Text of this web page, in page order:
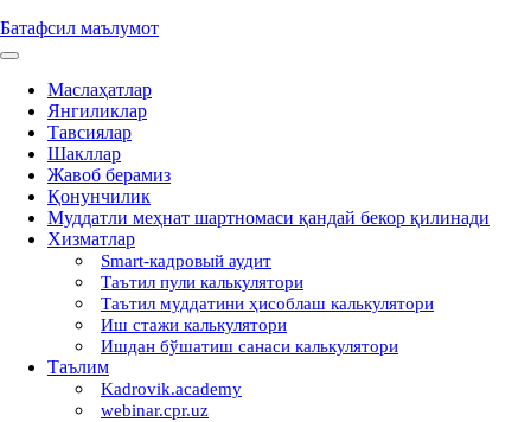
Батафсил маълумот
Маслаҳатлар
Янгиликлар
Тавсиялар
Шакллар
Жавоб берамиз
Қонунчилик
Муддатли меҳнат шартномаси қандай бекор қилинади
Хизматлар
Smart-кадровый аудит
Таътил пули калькулятори
Таътил муддатини ҳисоблаш калькулятори
Иш стажи калькулятори
Ишдан бўшатиш санаси калькулятори
Таълим
Kadrovik.academy
webinar.cpr.uz